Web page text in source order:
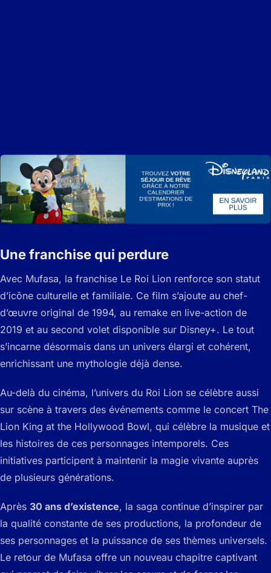
Une franchise qui perdure
Avec Mufasa, la franchise Le Roi Lion renforce son statut
d’icône culturelle et familiale. Ce film s’ajoute au chef-
d’œuvre original de 1994, au remake en live-action de
2019 et au second volet disponible sur Disney+. Le tout
s’incarne désormais dans un univers élargi et cohérent,
enrichissant une mythologie déjà dense.
Au-delà du cinéma, l’univers du Roi Lion se célèbre aussi
sur scène à travers des événements comme le concert The
Lion King at the Hollywood Bowl, qui célèbre la musique et
les histoires de ces personnages intemporels. Ces
initiatives participent à maintenir la magie vivante auprès
de plusieurs générations.
Après 30 ans d’existence, la saga continue d’inspirer par
la qualité constante de ses productions, la profondeur de
ses personnages et la puissance de ses thèmes universels.
Le retour de Mufasa offre un nouveau chapitre captivant